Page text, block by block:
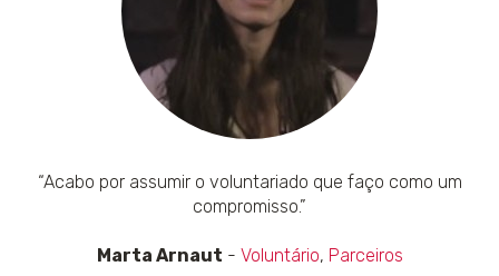
“Acabo por assumir o voluntariado que faço como um
compromisso.”
Marta Arnaut - Voluntário, Parceiros